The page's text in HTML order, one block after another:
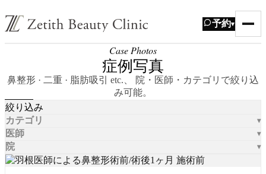
予約▾
Case Photos
症例写真
鼻整形 · 二重 · 脂肪吸引 etc.、 院・医師・カテゴリで絞り込
み可能。
絞り込み
カテゴリ
医師
院